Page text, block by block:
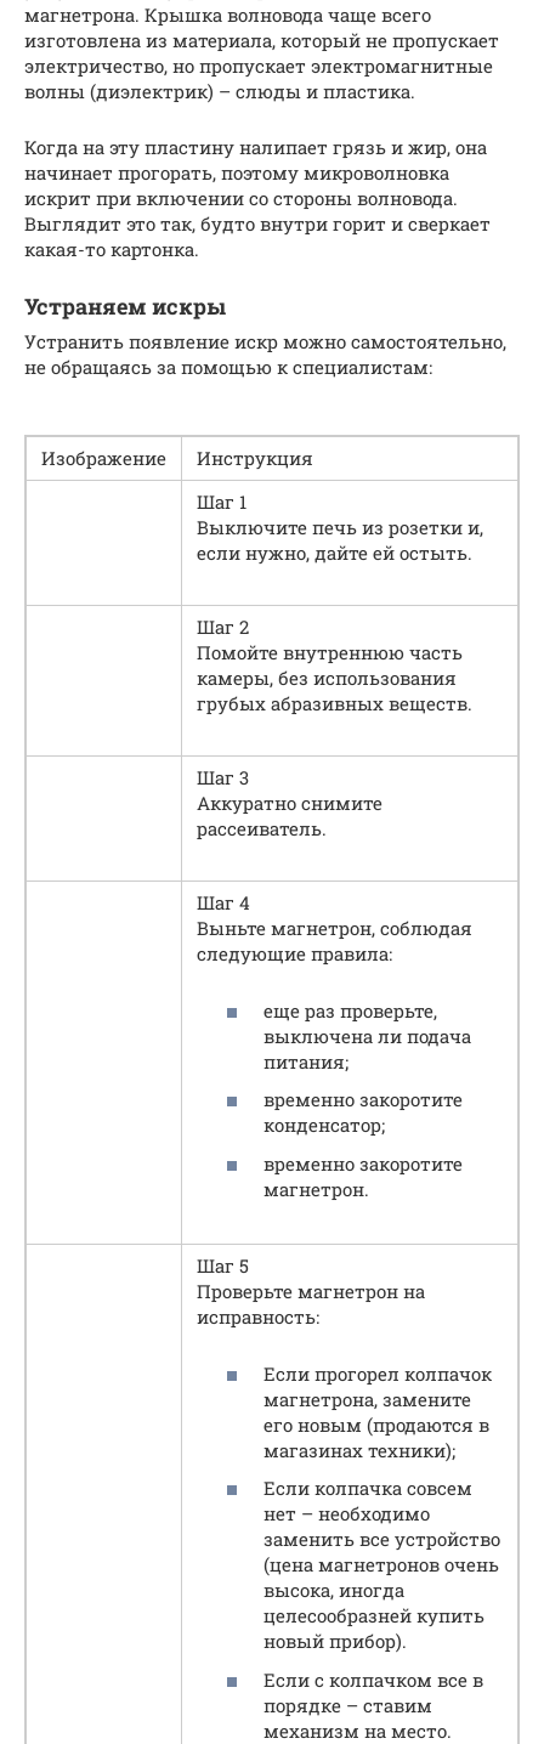
магнетрона. Крышка волновода чаще всего
изготовлена из материала, который не пропускает
электричество, но пропускает электромагнитные
волны (диэлектрик) – слюды и пластика.
Когда на эту пластину налипает грязь и жир, она
начинает прогорать, поэтому микроволновка
искрит при включении со стороны волновода.
Выглядит это так, будто внутри горит и сверкает
какая-то картонка.
Устраняем искры
Устранить появление искр можно самостоятельно,
не обращаясь за помощью к специалистам:
Изображение
Инструкция
Шаг 1
Выключите печь из розетки и,
если нужно, дайте ей остыть.
Шаг 2
Помойте внутреннюю часть
камеры, без использования
грубых абразивных веществ.
Шаг 3
Аккуратно снимите
рассеиватель.
Шаг 4
Выньте магнетрон, соблюдая
следующие правила:
еще раз проверьте,
выключена ли подача
питания;
временно закоротите
конденсатор;
временно закоротите
магнетрон.
Шаг 5
Проверьте магнетрон на
исправность:
Если прогорел колпачок
магнетрона, замените
его новым (продаются в
магазинах техники);
Если колпачка совсем
нет – необходимо
заменить все устройство
(цена магнетронов очень
высока, иногда
целесообразней купить
новый прибор).
Если с колпачком все в
порядке – ставим
механизм на место.